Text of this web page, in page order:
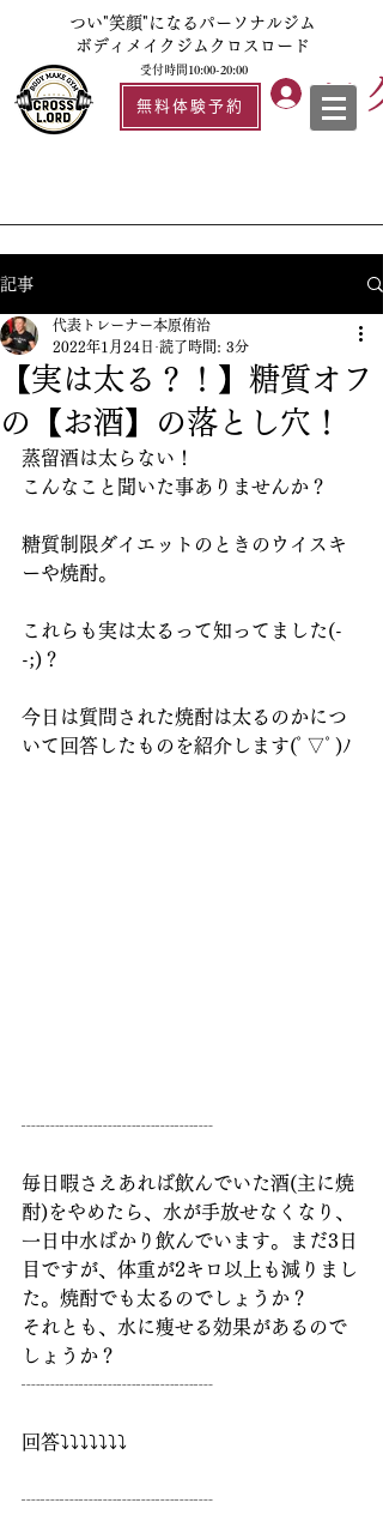
つい"笑顔"になるパーソナルジム
ボディメイクジムクロスロード
受付時間10:00-20:00
無料体験予約 ロ
記事
【実は太る？！】糖質オフ
の【お酒】の落とし穴！
代表トレーナー本原侑治
2022年1月24日 読了時間: 3分
蒸留酒は太らない！
こんなこと聞いた事ありませんか？
糖質制限ダイエットのときのウイスキ
ーや焼酎。
これらも実は太るって知ってました(-
-;)？
今日は質問された焼酎は太るのかにつ
いて回答したものを紹介します(ﾟ▽ﾟ)ﾉ
┈┈┈┈┈┈┈┈┈┈
毎日暇さえあれば飲んでいた酒(主に焼
酎)をやめたら、水が手放せなくなり、
一日中水ばかり飲んでいます。まだ3日
目ですが、体重が2キロ以上も減りまし
た。焼酎でも太るのでしょうか？
それとも、水に痩せる効果があるので
しょうか？
┈┈┈┈┈┈┈┈┈┈
回答⤵︎⤵︎⤵︎⤵︎⤵︎⤵︎⤵︎
┈┈┈┈┈┈┈┈┈┈